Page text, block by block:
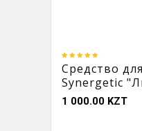
Средство
Synergetic
1 000.00 KZT